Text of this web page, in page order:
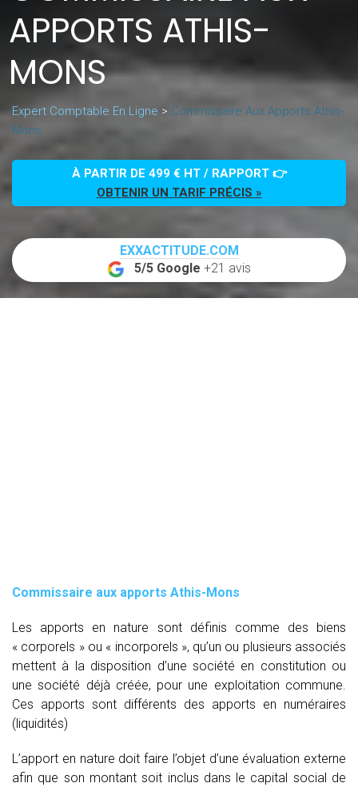
APPORTS ATHIS-
MONS
Expert Comptable En Ligne > Commissaire Aux Apports Athis-
Mons
À PARTIR DE 499 € HT / RAPPORT 👉
OBTENIR UN TARIF PRÉCIS »
EXXACTITUDE.COM
5/5 Google +21 avis
Commissaire aux apports Athis-Mons
Les apports en nature sont définis comme des biens
« corporels » ou « incorporels », qu’un ou plusieurs associés
mettent à la disposition d’une société en constitution ou
une société déjà créée, pour une exploitation commune.
Ces apports sont différents des apports en numéraires
(liquidités)
L’apport en nature doit faire l’objet d’une évaluation externe
afin que son montant soit inclus dans le capital social de